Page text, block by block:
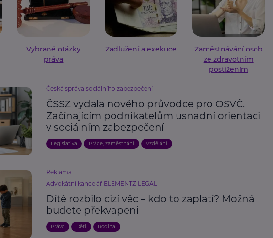
Vybrané otázky
práva
Zadlužení a exekuce
Zaměstnávání osob
ze zdravotním
postižením
Česká správa sociálního zabezpečení
ČSSZ vydala nového průvodce pro OSVČ.
Začínajícím podnikatelům usnadní orientaci
v sociálním zabezpečení
Legislativa Práce, zaměstnání Vzdělání
Reklama
Advokátní kancelář ELEMENTZ LEGAL
Dítě rozbilo cizí věc – kdo to zaplatí? Možná
budete překvapeni
Právo Děti Rodina